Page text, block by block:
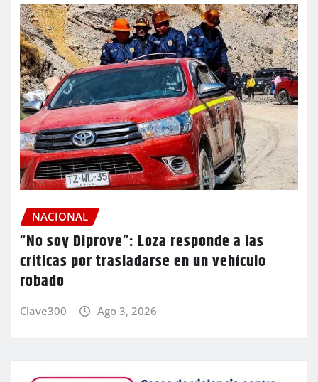
NACIONAL
“No soy Diprove”: Loza responde a las
críticas por trasladarse en un vehículo
robado
Clave300 Ago 3, 2026